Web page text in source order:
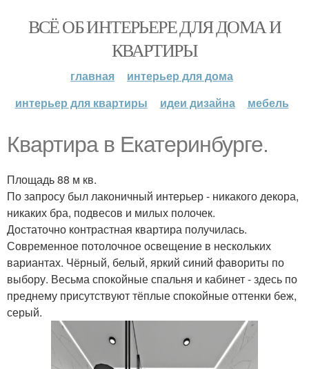
ВСЁ ОБ ИНТЕРЬЕРЕ ДЛЯ ДОМА И
КВАРТИРЫ
главная
интерьер для дома
интерьер для квартиры
идеи дизайна мебель
Квартира в Екатеринбурге.
Площадь 88 м кв.
По запросу был лаконичный интерьер - никакого декора,
никаких бра, подвесов и милых полочек.
Достаточно контрастная квартира получилась.
Современное потолочное освещение в нескольких
вариантах. Чёрный, белый, яркий синий фавориты по
выбору. Весьма спокойные спальня и кабинет - здесь по
преднему присутствуют тёплые спокойные оттенки беж,
серый.